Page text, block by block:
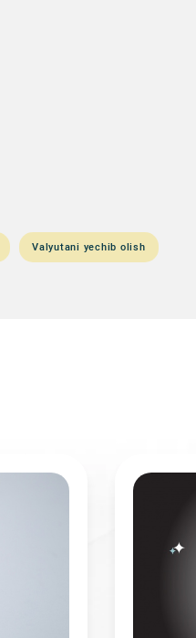
Valyutani yechib olish